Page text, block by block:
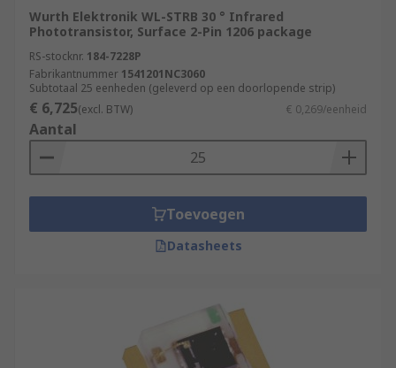
Wurth Elektronik WL-STRB 30 ° Infrared
Phototransistor, Surface 2-Pin 1206 package
RS-stocknr. 184-7228P
Fabrikantnummer 1541201NC3060
Subtotaal 25 eenheden (geleverd op een doorlopende strip)
€ 6,725(excl. BTW) € 0,269/eenheid
Aantal
Toevoegen
Datasheets